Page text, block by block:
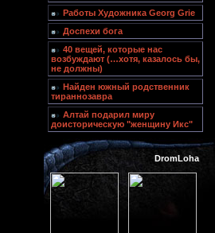
Работы Художника Georg Grie
Доспехи бога
40 вещей, которые нас
возбуждают (…хотя, казалось бы,
не должны)
Найден южный родственник
тираннозавра
Алтай подарил миру
доисторическую "женщину Икс"
DromLoha